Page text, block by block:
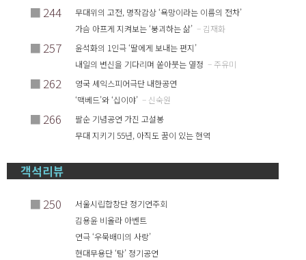
■ 244
무대위의 고전, 명작감상 ‘욕망이라는 이름의 전차’
가슴 아프게 지켜보는 ‘붕괴하는 삶’ – 김재화
■ 257
윤석화의 1인극 ‘딸에게 보내는 편지’
내일의 변신을 기다리며 쏟아붓는 열정 – 주유미
■ 262
영국 셰익스피어극단 내한공연
‘맥베드’와 ‘십이야’ – 신숙원
■ 266
팔순 기념공연 가진 고설봉
무대 지키기 55년, 아직도 꿈이 있는 현역
객석리뷰
■ 250
서울시립합창단 정기연주회
김용윤 비올라 아벤트
연극 ‘우묵배미의 사랑’
현대무용단 ‘탐’ 정기공연